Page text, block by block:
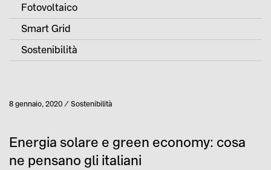
Fotovoltaico
Smart Grid
Sostenibilità
Pubblicato
8 gennaio, 2020 Categoria
Sostenibilità
Energia solare e green economy: cosa
ne pensano gli italiani